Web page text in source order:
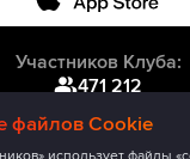
файлов Cookie
Участников Клуба:
471 212